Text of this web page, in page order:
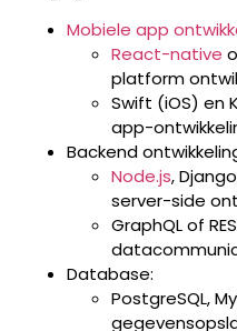
Mobiele app
React-native
platform
Swift (iOS) en
app-
Backend
Node.js,
server-side
GraphQL of
Database:
PostgreSQL,